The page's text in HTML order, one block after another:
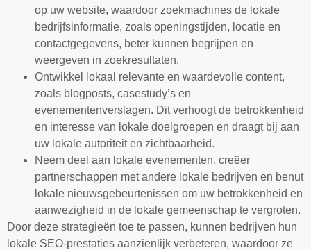
op uw website, waardoor zoekmachines de lokale
bedrijfsinformatie, zoals openingstijden, locatie en
contactgegevens, beter kunnen begrijpen en
weergeven in zoekresultaten.
Ontwikkel lokaal relevante en waardevolle content,
zoals blogposts, casestudy’s en
evenementenverslagen. Dit verhoogt de betrokkenheid
en interesse van lokale doelgroepen en draagt bij aan
uw lokale autoriteit en zichtbaarheid.
Neem deel aan lokale evenementen, creëer
partnerschappen met andere lokale bedrijven en benut
lokale nieuwsgebeurtenissen om uw betrokkenheid en
aanwezigheid in de lokale gemeenschap te vergroten.
Door deze strategieën toe te passen, kunnen bedrijven hun
lokale SEO-prestaties aanzienlijk verbeteren, waardoor ze